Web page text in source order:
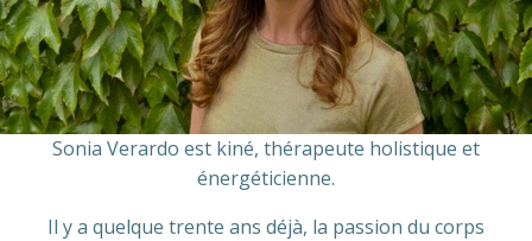
Sonia Verardo est kiné, thérapeute holistique et
énergéticienne.
Il y a quelque trente ans déjà, la passion du corps